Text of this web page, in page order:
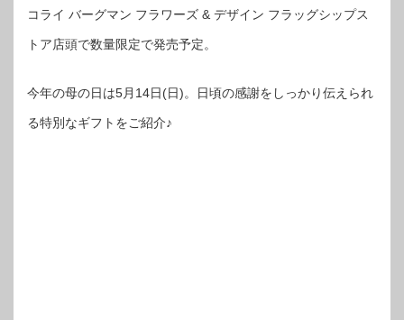
コライ バーグマン フラワーズ & デザイン フラッグシップス
トア店頭で数量限定で発売予定。
今年の母の日は5月14日(日)。日頃の感謝をしっかり伝えられ
る特別なギフトをご紹介♪